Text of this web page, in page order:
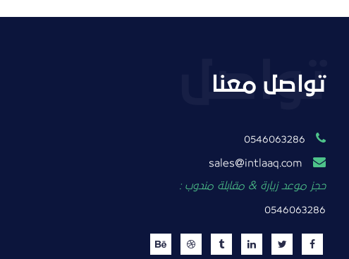
تواصل معنا
0546063286
intlaaq.com
حجز موعد زيارة & مقابلة مندوب :
0546063286